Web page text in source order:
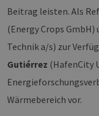
Beitrag leisten. Als
(Energy Crops GmbH)
Technik a/s) zur
Gutiérrez (HafenCity
Wärmebereich vor.